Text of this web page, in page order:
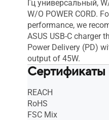
Гц универсальный,
W/O POWER CORD.
performance, we
ASUS USB-C charger
Power Delivery (PD)
output of 45W.
Сертификаты
REACH
RoHS
FSC Mix